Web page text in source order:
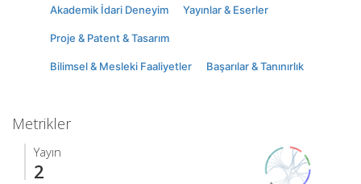
Akademik İdari Deneyim Yayınlar & Eserler
Proje & Patent & Tasarım
Bilimsel & Mesleki Faaliyetler Başarılar & Tanınırlık
Metrikler
Yayın
2